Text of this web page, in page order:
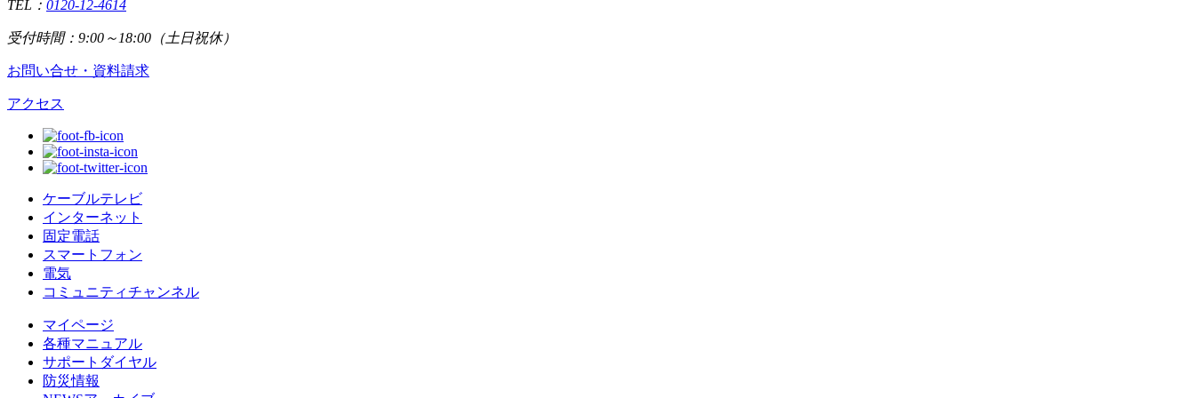
TEL： 0120-12-4614
受付時間：9:00～18:00（土日祝休）
お問い合せ・資料請求
アクセス
ケーブルテレビ
インターネット
固定電話
スマートフォン
電気
コミュニティチャンネル
マイページ
各種マニュアル
サポートダイヤル
防災情報